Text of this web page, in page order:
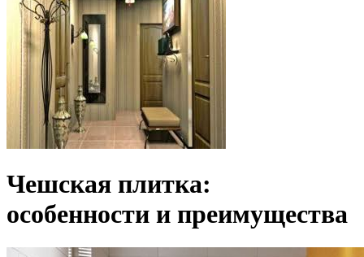
Чешская плитка:
особенности и преимущества